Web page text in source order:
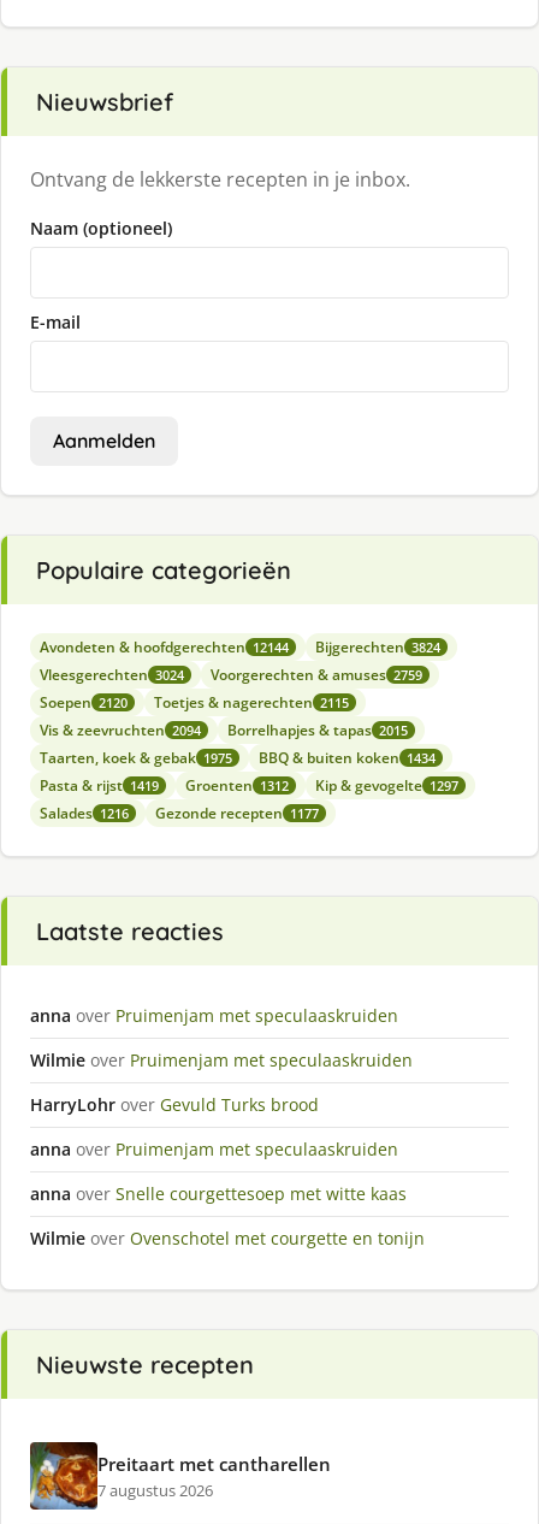
Nieuwsbrief
Ontvang de lekkerste recepten in je inbox.
Naam (optioneel)
E-mail
Aanmelden
Populaire categorieën
Avondeten & hoofdgerechten 12144 Bijgerechten 3824
Vleesgerechten 3024 Voorgerechten & amuses 2759
Soepen 2120 Toetjes & nagerechten 2115
Vis & zeevruchten 2094 Borrelhapjes & tapas 2015
Taarten, koek & gebak 1975 BBQ & buiten koken 1434
Pasta & rijst 1419 Groenten 1312 Kip & gevogelte 1297
Salades 1216 Gezonde recepten 1177
Laatste reacties
anna over Pruimenjam met speculaaskruiden
Wilmie over Pruimenjam met speculaaskruiden
HarryLohr over Gevuld Turks brood
anna over Pruimenjam met speculaaskruiden
anna over Snelle courgettesoep met witte kaas
Wilmie over Ovenschotel met courgette en tonijn
Nieuwste recepten
Preitaart met cantharellen
7 augustus 2026